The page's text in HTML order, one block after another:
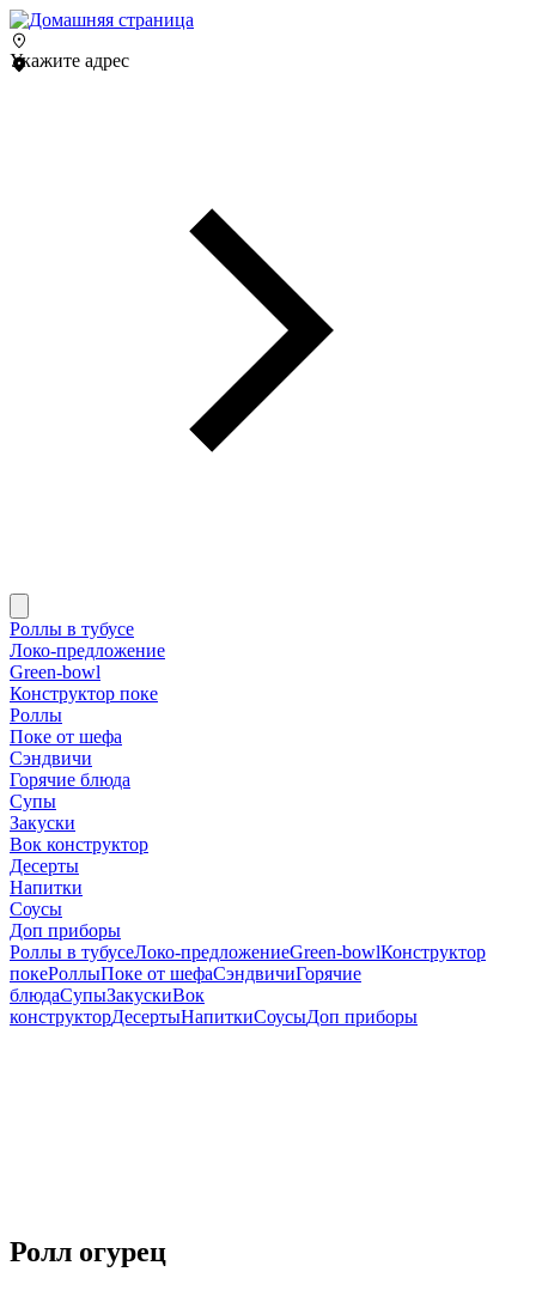
Укажите адрес
Роллы в тубусе
Локо-предложение
Green-bowl
Конструктор поке
Роллы
Поке от шефа
Сэндвичи
Горячие блюда
Супы
Закуски
Вок конструктор
Десерты
Напитки
Соусы
Доп приборы
Роллы в тубусеЛоко-предложениеGreen-bowlКонструктор
покеРоллыПоке от шефаСэндвичиГорячие
блюдаСупыЗакускиВок
конструкторДесертыНапиткиСоусыДоп приборы
Ролл огурец